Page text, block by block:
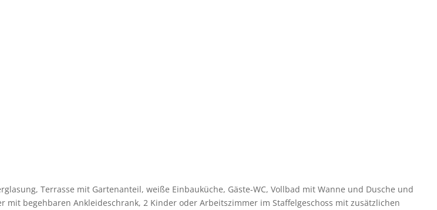
Terrasse mit Gartenanteil, weiße Einbauküche, Gäste-WC, Vollbad mit Wanne und Dusche und
begehbaren Ankleideschrank, 2 Kinder oder Arbeitszimmer im Staffelgeschoss mit zusätzlichen